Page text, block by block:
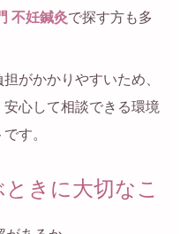
不妊鍼灸で探す方も多
がかかりやすいため、
心して相談できる環境
す。
きに大切なこ